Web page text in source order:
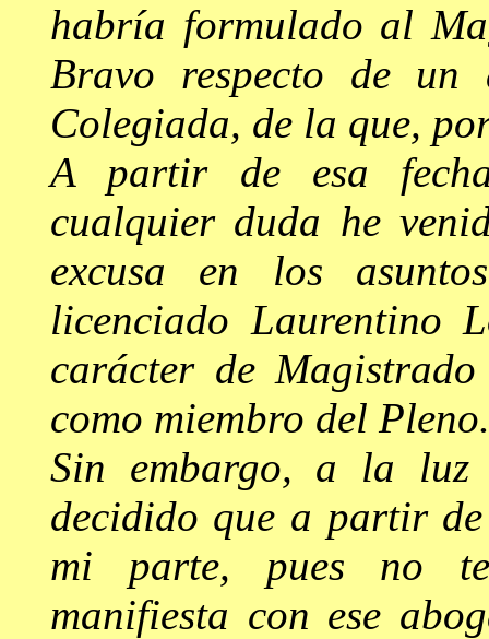
habría formulado al
Bravo respecto de un
Colegiada, de la que,
A partir de esa
cualquier duda he
excusa en los
licenciado Laurentino
carácter de
como miembro del Pleno.
Sin embargo, a la luz
decidido que a partir
mi parte, pues no
manifiesta con ese